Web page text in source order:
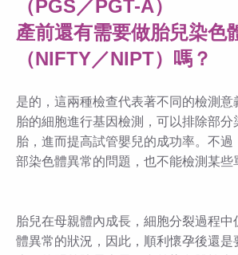
（PGS／PGT-A）
產前還有需要做胎兒染色
（NIFTY／NIPT）嗎？
是的，這兩種檢查代表著不同的檢測
胎的細胞進行基因檢測，可以排除部
胎，進而提高試管嬰兒的成功率。不
部染色體異常的問題，也不能檢測某些
胎兒在母親體內成長，細胞分裂過程
體異常的狀況，因此，順利懷孕後還是